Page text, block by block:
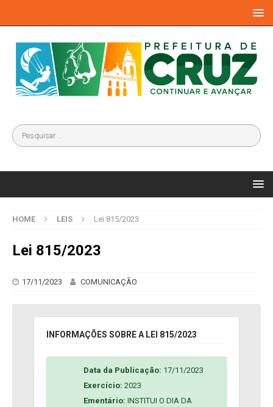
HOME LEIS Lei 815/2023
Lei 815/2023
17/11/2023 COMUNICAÇÃO
INFORMAÇÕES SOBRE A LEI 815/2023
Data da Publicação: 17/11/2023
Exercício: 2023
Ementário: INSTITUI O DIA DA